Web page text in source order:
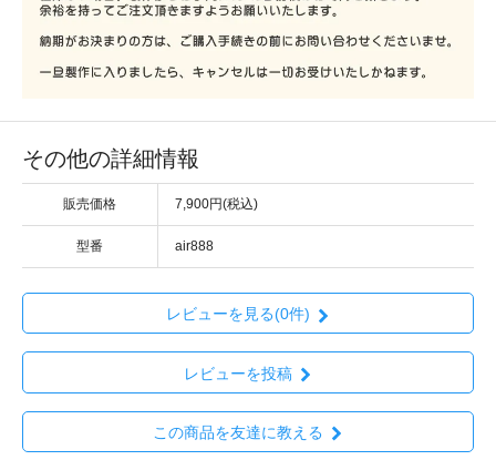
その他の詳細情報
販売価格 7,900円(税込)
型番 air888
レビューを見る(0件)
レビューを投稿
この商品を友達に教える